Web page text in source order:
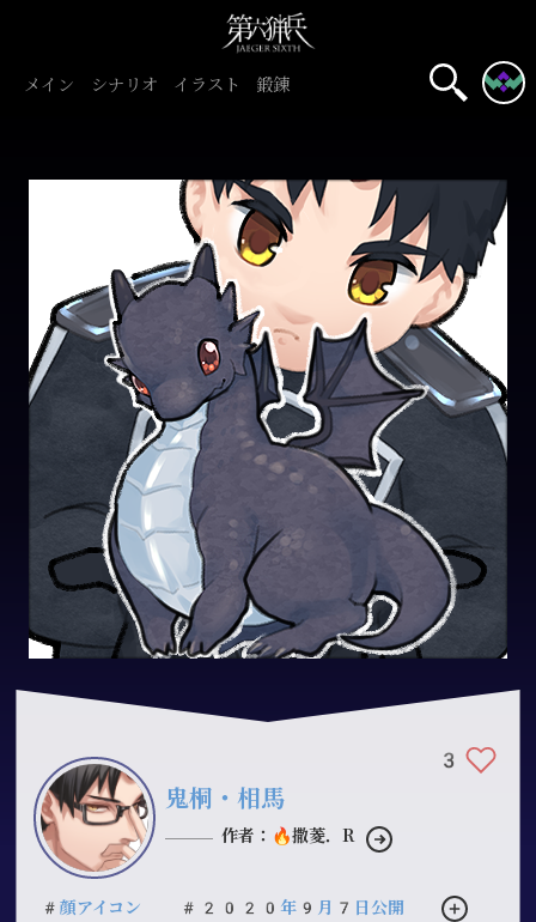
メイン シナリオ イラスト 鍛錬
名前表示
3
鬼桐・相馬
作者：🔥撒菱．R
#顔アイコン #2020年9月7日公開